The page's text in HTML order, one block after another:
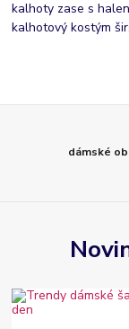
kalhoty zase s
kalhotový kostým
dámské